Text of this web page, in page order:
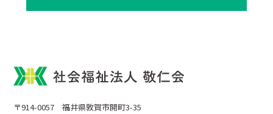
〒914-0057 福井県敦賀市開町3-35